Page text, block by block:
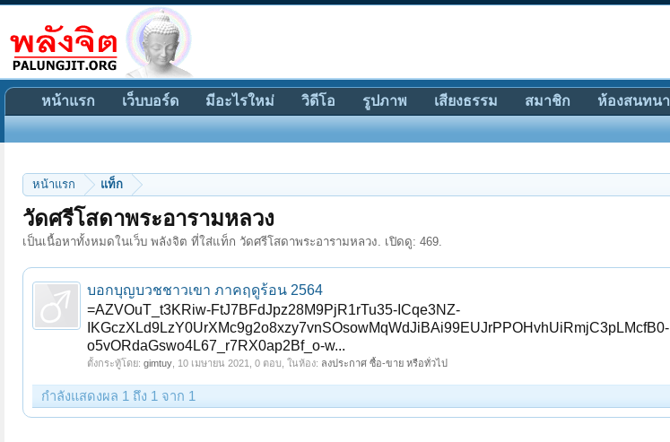
หน้าแรก แท็ก
วัดศรีโสดาพระอารามหลวง
เป็นเนื้อหาทั้งหมดในเว็บ พลังจิต ที่ใส่แท็ก วัดศรีโสดาพระอารามหลวง. เปิดดู: 469.
บอกบุญบวชชาวเขา ภาคฤดูร้อน 2564
=AZVOuT_t3KRiw-FtJ7BFdJpz28M9PjR1rTu35-ICqe3NZ-
IKGczXLd9LzY0UrXMc9g2o8xzy7vnSOsowMqWdJiBAi99EUJrPPOHvhUiRmjC3pLMcfB0-
o5vORdaGswo4L67_r7RX0ap2Bf_o-w...
ตั้งกระทู้โดย: gimtuy 10 เมษายน 2021 , 0 ตอบ, ในห้อง: ลงประกาศ ซื้อ-ขาย หรือทั่วไป
กำลังแสดงผล 1 ถึง 1 จาก 1
หน้าแรก เว็บบอร์ด มีอะไรใหม่ วิดีโอ รูปภาพ เสียงธรรม สมาชิก ห้องสนทนา